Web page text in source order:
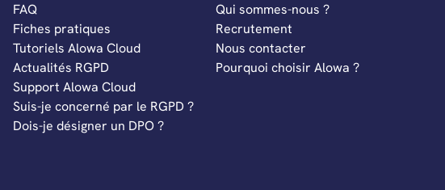
FAQ
Fiches pratiques
Tutoriels Alowa Cloud
Actualités RGPD
Support Alowa Cloud
Suis-je concerné par le RGPD ?
Dois-je désigner un DPO ?
Qui sommes-nous ?
Recrutement
Nous contacter
Pourquoi choisir Alowa ?